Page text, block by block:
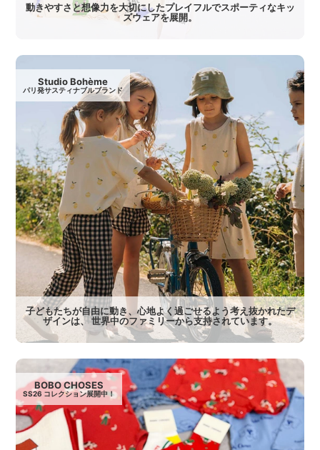
動きやすさと想像力を大切にしたプレイフルでスポーティなキッ
ズウェアを展開。
Studio Bohème
パリ発サスティナブルブランド
子どもたちが自由に動き、心地よく過ごせるよう考え抜かれたデ
ザインは、 世界中のファミリーから支持されています。
BOBO CHOSES
SS26 コレクション展開中！